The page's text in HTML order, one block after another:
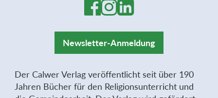
Newsletter-Anmeldung
Der Calwer Verlag veröffentlicht seit über 190
Jahren Bücher für den Religionsunterricht und